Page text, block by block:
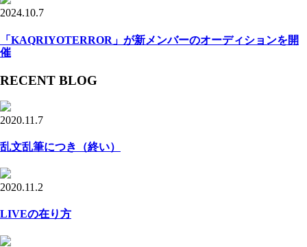
2024.10.7
「KAQRIYOTERROR」が新メンバーのオーディションを開
催
RECENT BLOG
2020.11.7
乱文乱筆につき（終い）
2020.11.2
LIVEの在り方